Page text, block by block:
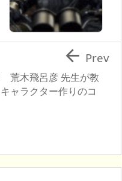
荒木飛呂彦 先生が教
ャラクター作りのコ
 Prev